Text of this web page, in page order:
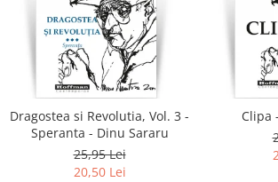
Dragostea si Revolutia, Vol. 3 -
Speranta - Dinu Sararu
25,95 Lei
20,50 Lei
Clipa